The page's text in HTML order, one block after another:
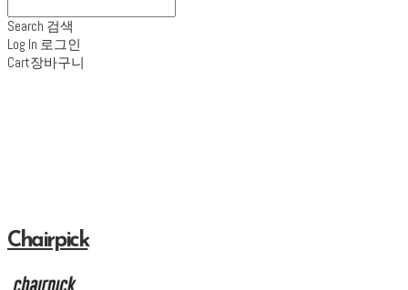
Search 검색
Log In 로그인
Cart장바구니
Chairpick